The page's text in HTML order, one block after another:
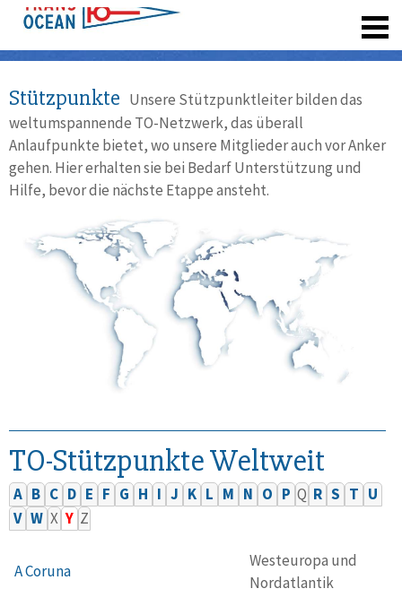
Stützpunkte Unsere Stützpunktleiter bilden das
weltumspannende TO-Netzwerk, das überall
Anlaufpunkte bietet, wo unsere Mitglieder auch vor Anker
gehen. Hier erhalten sie bei Bedarf Unterstützung und
Hilfe, bevor die nächste Etappe ansteht.
TO-Stützpunkte Weltweit
A B C D E F G H I J K L M N O P Q R S T U
V W X Y Z
A Coruna
Westeuropa und
Nordatlantik